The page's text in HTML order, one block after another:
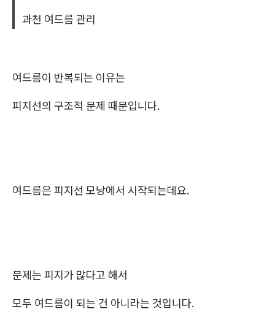
과천 여드름 관리
여드름이 반복되는 이유는
피지선의 구조적 문제 때문입니다.
여드름은 피지선 모낭에서 시작되는데요.
문제는 피지가 많다고 해서
모두 여드름이 되는 건 아니라는 것입니다.